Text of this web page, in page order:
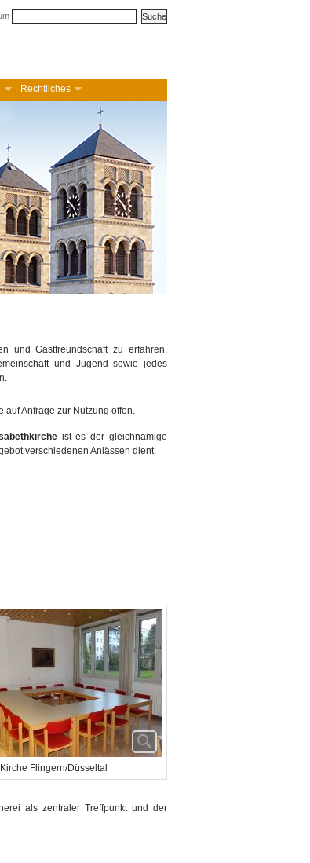
Rechtliches
und Gastfreundschaft zu erfahren.
und Jugend sowie jedes
auf Anfrage zur Nutzung offen.
ist es der gleichnamige
verschiedenen Anlässen dient.
Flingern/Düsseltal
als zentraler Treffpunkt und der